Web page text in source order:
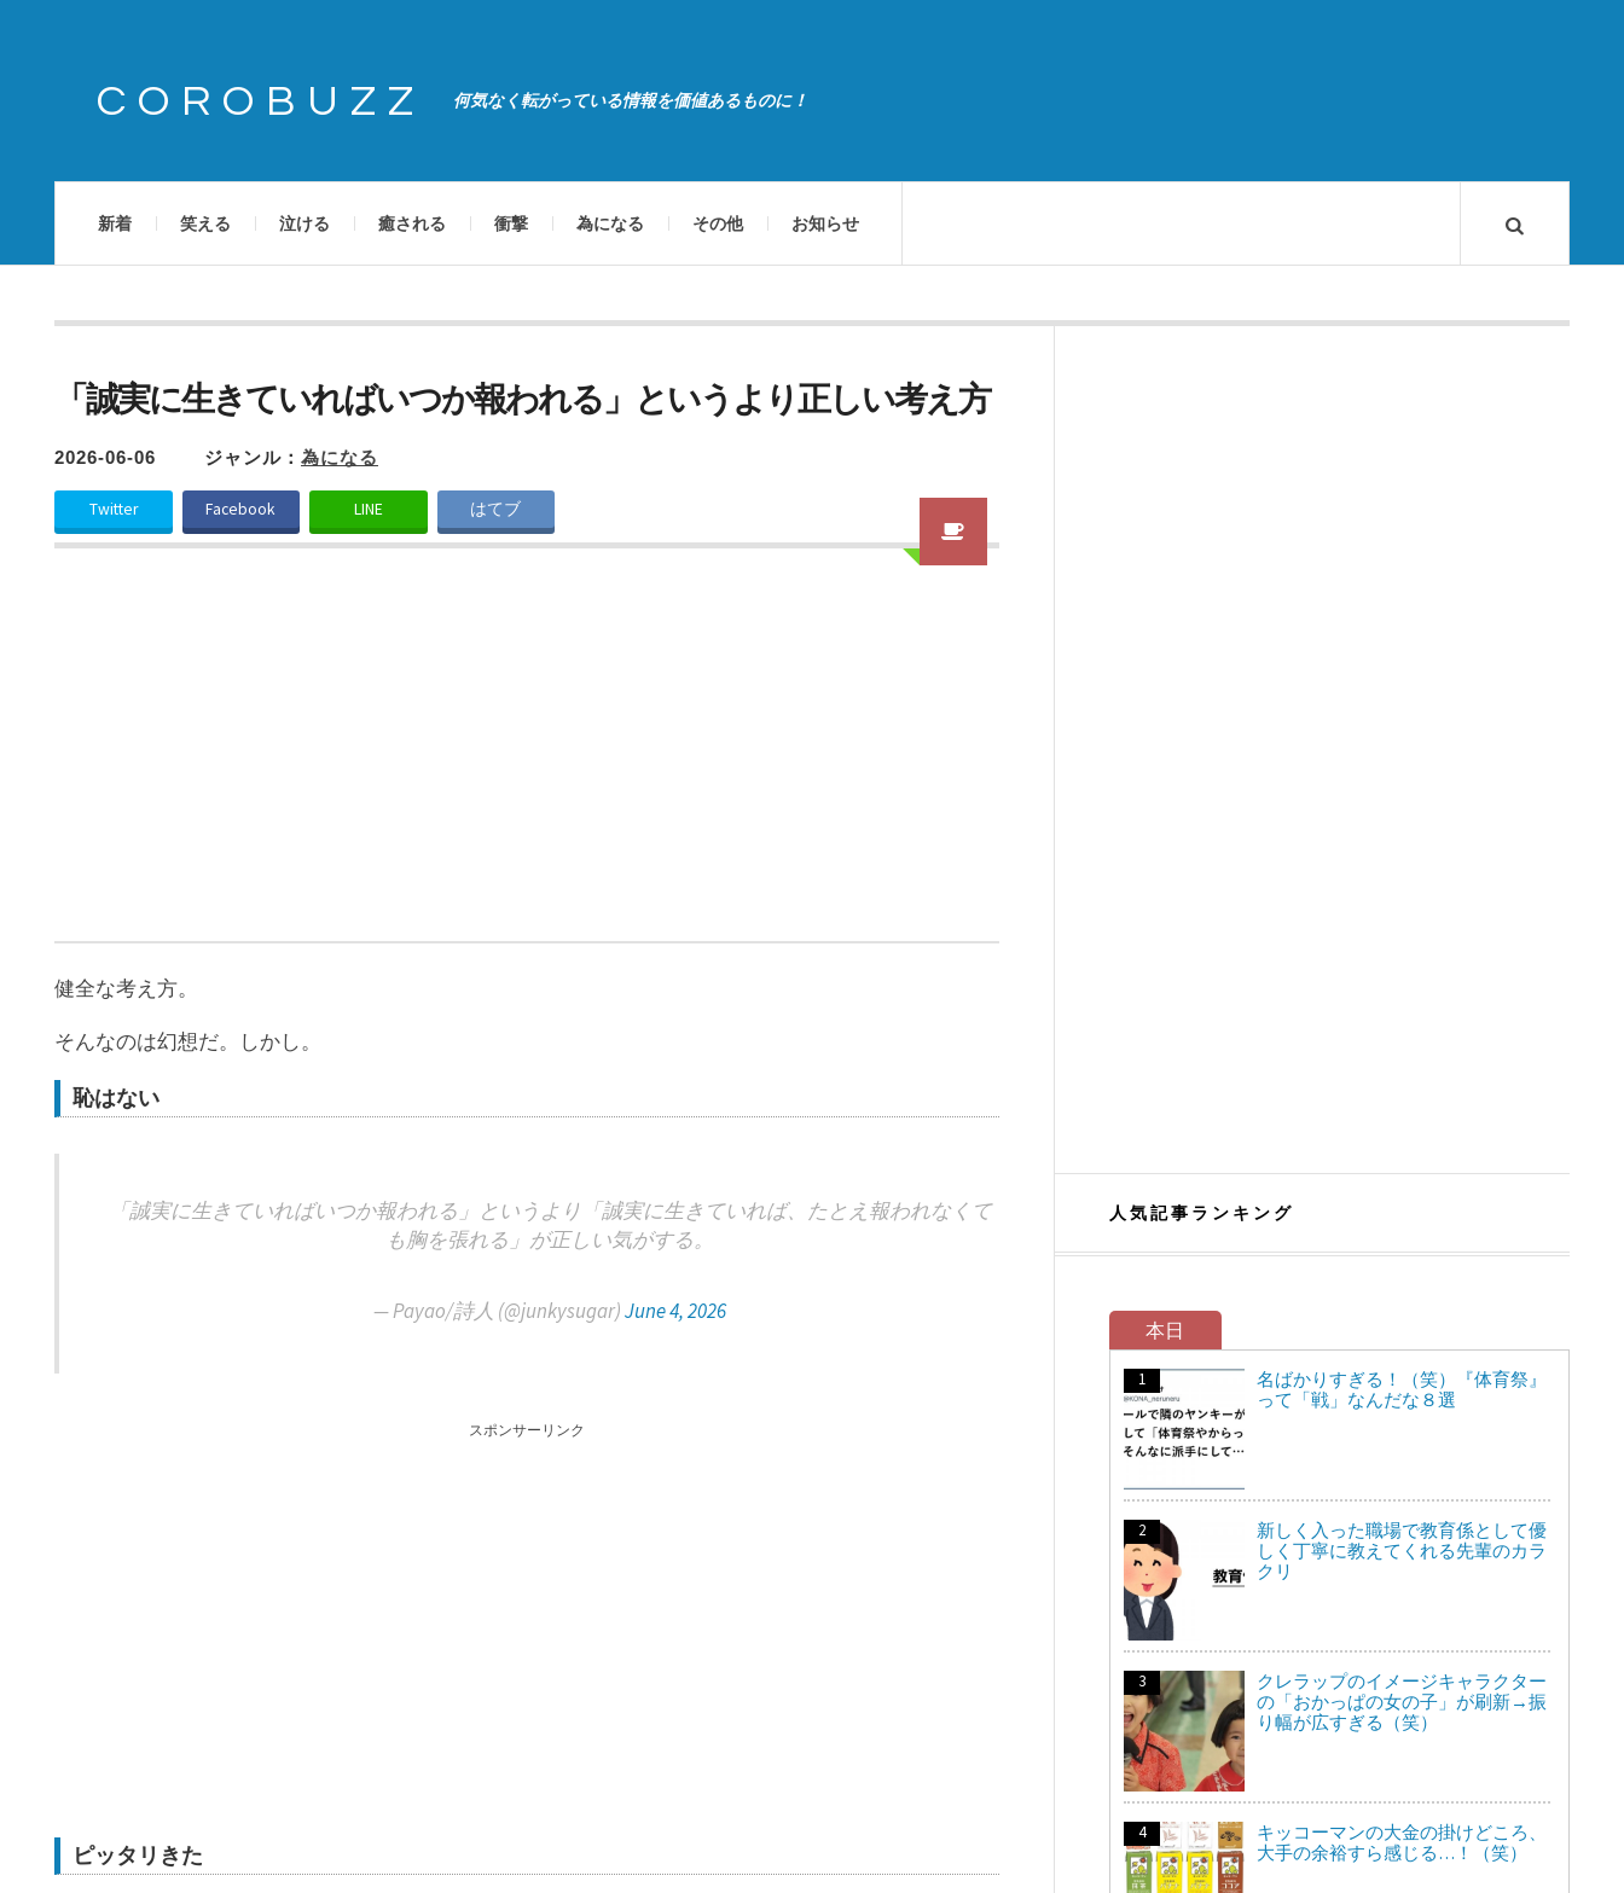
COROBUZZ 何気なく転がっている情報を価値あるものに！
新着 笑える 泣ける 癒される 衝撃 為になる その他 お知らせ
「誠実に生きていればいつか報われる」というより正しい考え方
2026-06-06 ジャンル： 為になる
Twitter Facebook LINE はてブ
健全な考え方。
そんなのは幻想だ。しかし。
恥はない
「誠実に生きていればいつか報われる」というより「誠実に生きていれば、たとえ報われなくて
も胸を張れる」が正しい気がする。
— Payao/詩人 (@junkysugar)June 4, 2026
スポンサーリンク
ピッタリきた
人気記事ランキング
本日
名ばかりすぎる！（笑）『体育祭』
って「戦」なんだな８選
新しく入った職場で教育係として優
しく丁寧に教えてくれる先輩のカラ
クリ
クレラップのイメージキャラクター
の「おかっぱの女の子」が刷新→振
り幅が広すぎる（笑）
キッコーマンの大金の掛けどころ、
大手の余裕すら感じる…！（笑）